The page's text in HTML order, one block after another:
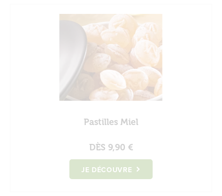
Pastilles Miel
DÈS 9,90 €
JE DÉCOUVRE